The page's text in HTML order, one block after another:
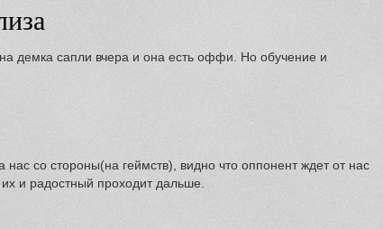
демка сапли вчера и она есть оффи. Но обучение и
со стороны(на геймств), видно что оппонент ждет от нас
и радостный проходит дальше.